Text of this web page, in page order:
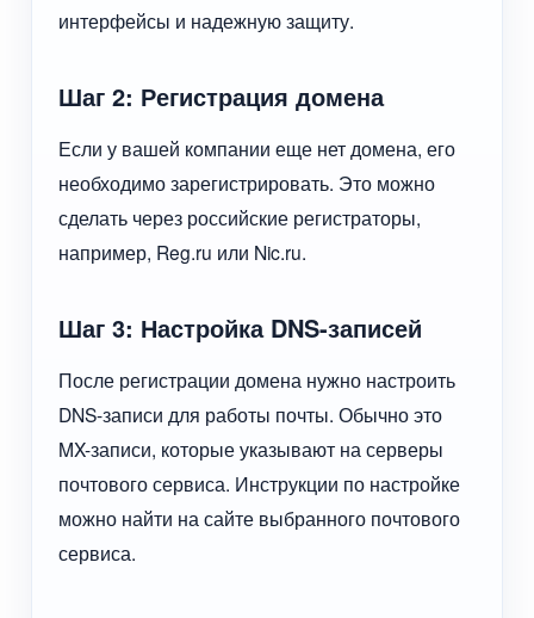
интерфейсы и надежную защиту.
Шаг 2: Регистрация домена
Если у вашей компании еще нет домена, его
необходимо зарегистрировать. Это можно
сделать через российские регистраторы,
например, Reg.ru или Nic.ru.
Шаг 3: Настройка DNS-записей
После регистрации домена нужно настроить
DNS-записи для работы почты. Обычно это
MX-записи, которые указывают на серверы
почтового сервиса. Инструкции по настройке
можно найти на сайте выбранного почтового
сервиса.